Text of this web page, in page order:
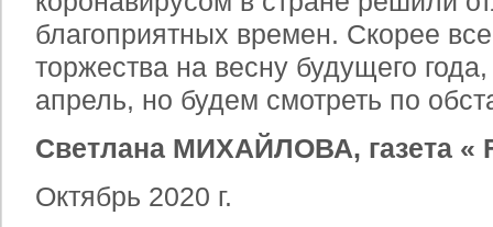
благоприятных времен. Скорее
торжества на весну будущего
апрель, но будем смотреть по
Светлана МИХАЙЛОВА, газета «
Октябрь 2020 г.